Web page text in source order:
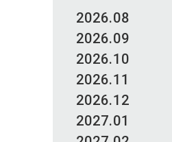
2026.08
2026.09
2026.10
2026.11
2026.12
2027.01